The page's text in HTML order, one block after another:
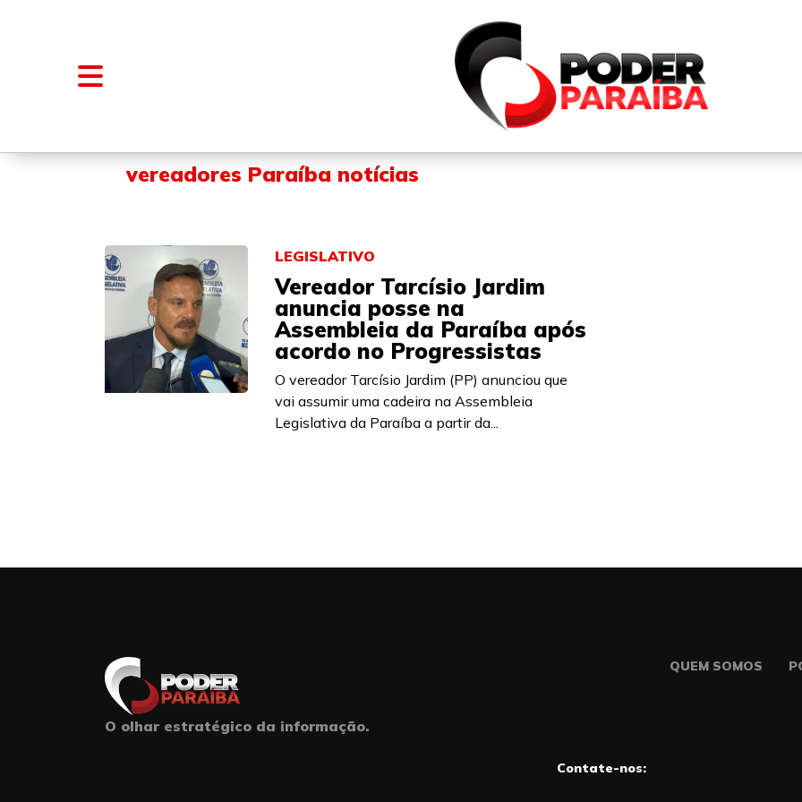
FALE CONOSCO
vereadores Paraíba notícias
LEGISLATIVO
Vereador Tarcísio Jardim
anuncia posse na
Assembleia da Paraíba após
acordo no Progressistas
O vereador Tarcísio Jardim (PP) anunciou que
vai assumir uma cadeira na Assembleia
Legislativa da Paraíba a partir da...
O olhar estratégico da informação.
QUEM SOMOS
Contate-nos: